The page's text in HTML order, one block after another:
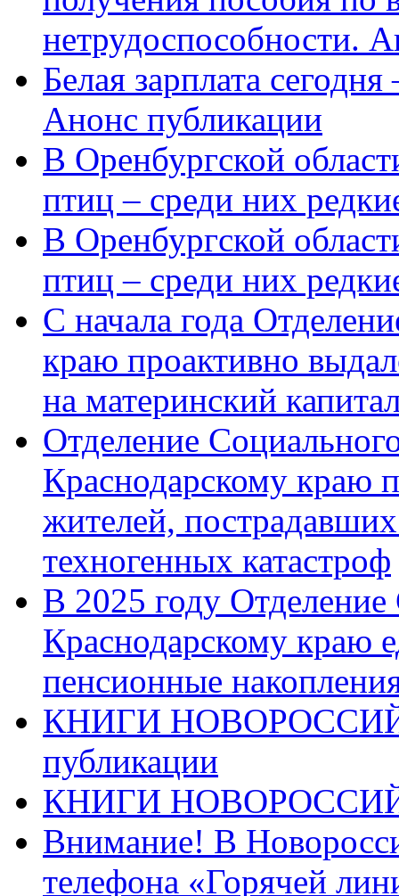
нетрудоспособности.
Белая зарплата
Анонс публикации
В Оренбургской
птиц – среди них
В Оренбургской
птиц – среди них
С начала года
краю проактивно
на материнский
Отделение
Краснодарскому краю
жителей,
техногенных катастроф
В 2025 году
Краснодарскому краю
пенсионные
КНИГИ
публикации
КНИГИ
Внимание! В
телефона «Горячей